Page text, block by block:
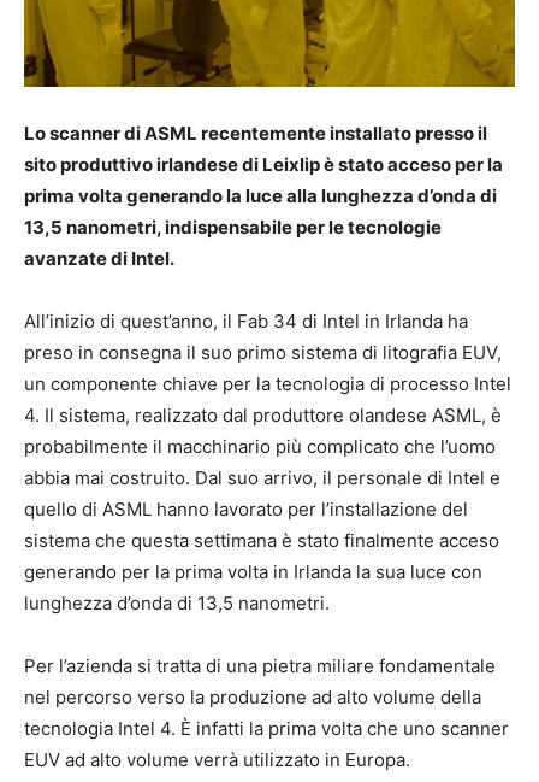
Lo scanner di ASML recentemente installato presso il
sito produttivo irlandese di Leixlip è stato acceso per la
prima volta generando la luce alla lunghezza d’onda di
13,5 nanometri, indispensabile per le tecnologie
avanzate di Intel.
All’inizio di quest’anno, il Fab 34 di Intel in Irlanda ha
preso in consegna il suo primo sistema di litografia EUV,
un componente chiave per la tecnologia di processo Intel
4. Il sistema, realizzato dal produttore olandese ASML, è
probabilmente il macchinario più complicato che l’uomo
abbia mai costruito. Dal suo arrivo, il personale di Intel e
quello di ASML hanno lavorato per l’installazione del
sistema che questa settimana è stato finalmente acceso
generando per la prima volta in Irlanda la sua luce con
lunghezza d’onda di 13,5 nanometri.
Per l’azienda si tratta di una pietra miliare fondamentale
nel percorso verso la produzione ad alto volume della
tecnologia Intel 4. È infatti la prima volta che uno scanner
EUV ad alto volume verrà utilizzato in Europa.